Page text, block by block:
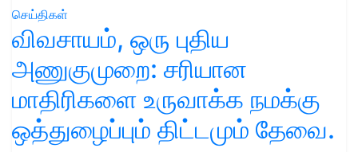
செய்திகள்
விவசாயம், ஒரு புதிய
அணுகுமுறை: சரியான
மாதிரிகளை உருவாக்க நமக்கு
ஒத்துழைப்பும் திட்டமும் தேவை.